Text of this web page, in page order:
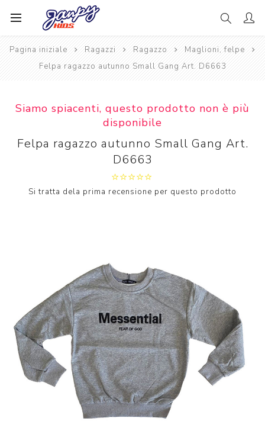
Pagina iniziale Ragazzi Ragazzo
Maglioni, felpe
Felpa ragazzo autunno Small Gang Art. D6663
Siamo spiacenti, questo prodotto non è più
disponibile
Felpa ragazzo autunno Small Gang Art.
D6663
Si tratta dela prima recensione per questo prodotto